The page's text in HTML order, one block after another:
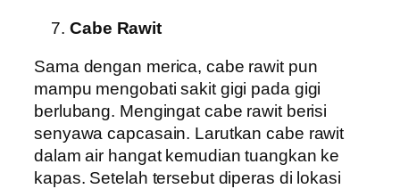
Cabe Rawit
Sama dengan merica, cabe rawit pun
mampu mengobati sakit gigi pada gigi
berlubang. Mengingat cabe rawit berisi
senyawa capcasain. Larutkan cabe rawit
dalam air hangat kemudian tuangkan ke
kapas. Setelah tersebut diperas di lokasi